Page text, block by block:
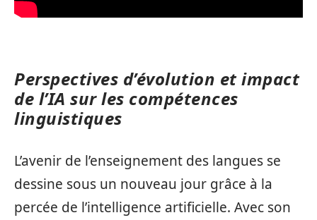
Perspectives d’évolution et impact
de l’IA sur les compétences
linguistiques
L’avenir de l’enseignement des langues se
dessine sous un nouveau jour grâce à la
percée de l’intelligence artificielle. Avec son